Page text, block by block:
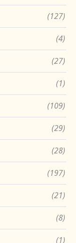
(127)
(4)
(27)
(1)
(109)
(29)
(28)
(197)
(21)
(8)
(1)